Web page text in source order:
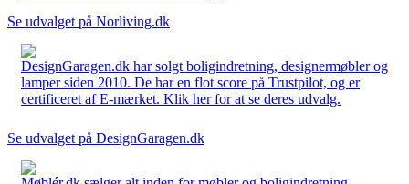
Se udvalget på Norliving.dk
DesignGaragen.dk har solgt boligindretning, designermøbler og
lamper siden 2010. De har en flot score på Trustpilot, og er
certificeret af E-mærket. Klik her for at se deres udvalg.
Se udvalget på DesignGaragen.dk